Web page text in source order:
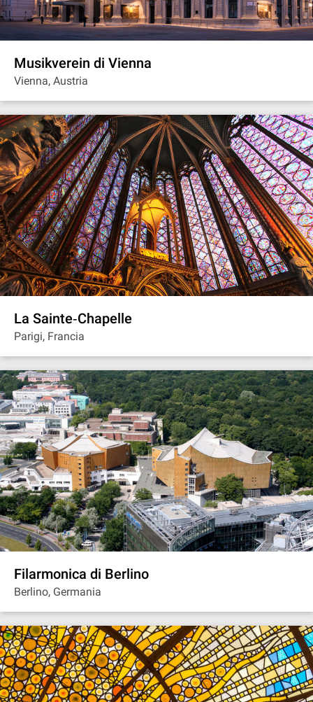
Musikverein di Vienna
Vienna, Austria
La Sainte‐Chapelle
Parigi, Francia
Filarmonica di Berlino
Berlino, Germania